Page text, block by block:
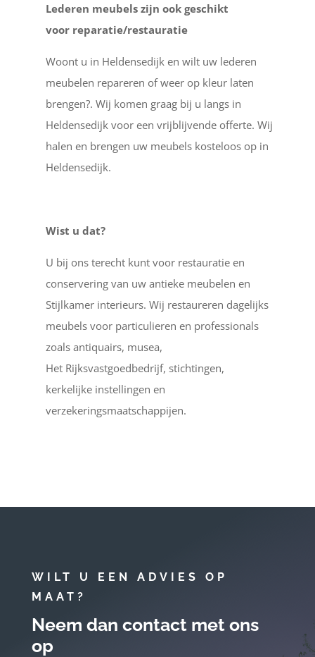
Lederen meubels zijn ook geschikt
voor reparatie/restauratie
Woont u in Heldensedijk en wilt uw lederen
meubelen repareren of weer op kleur laten
brengen?. Wij komen graag bij u langs in
Heldensedijk voor een vrijblijvende offerte. Wij
halen en brengen uw meubels kosteloos op in
Heldensedijk.
Wist u dat?
U bij ons terecht kunt voor restauratie en
conservering van uw antieke meubelen en
Stijlkamer interieurs. Wij restaureren dagelijks
meubels voor particulieren en professionals
zoals antiquairs, musea,
Het Rijksvastgoedbedrijf, stichtingen,
kerkelijke instellingen en
verzekeringsmaatschappijen.
WILT U EEN ADVIES OP
MAAT?
Neem dan contact met ons
op